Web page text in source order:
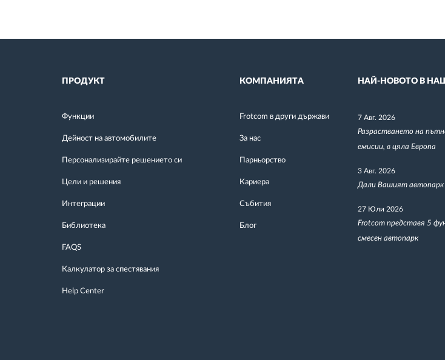
ПРОДУКТ
Функции
Дейност на автомобилите
Персонализирайте решението си
Цели и решения
Интеграции
Библиотека
FAQS
Калкулатор за спестявания
Help Center
КОМПАНИЯТА
Frotcom в други държави
За нас
Парньорство
Кариера
Събития
Блог
НАЙ-НОВОТО В
7 Авг. 2026
Разрастването на
емисии, в цяла Европа
3 Авг. 2026
Дали Вашият автопарк
27 Юли 2026
Frotcom представя 5
смесен автопарк